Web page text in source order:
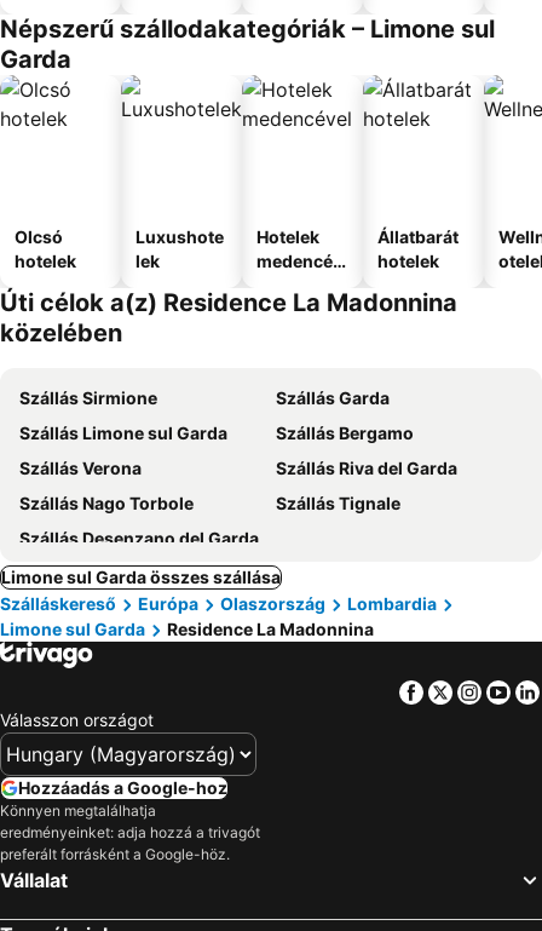
Népszerű szállodakategóriák – Limone sul
Garda
Olcsó
hotelek
Luxushote
lek
Hotelek
medencév
Állatbarát
hotelek
Úti célok a(z) Residence La Madonnina
közelében
Szállás Sirmione
Szállás Garda
Szállás Limone sul Garda
Szállás Bergamo
Szállás Verona
Szállás Riva del Garda
Szállás Nago Torbole
Szállás Tignale
Szállás Desenzano del Garda
Limone sul Garda összes szállása
Szálláskereső
Európa Olaszország
Lombardia
Limone sul Garda
Residence La Madonnina
Facebook
Twitter
Válasszon országot
Hozzáadás a Google-hoz
Könnyen megtalálhatja
eredményeinket: adja hozzá a trivagót
preferált forrásként a Google-höz.
Vállalat